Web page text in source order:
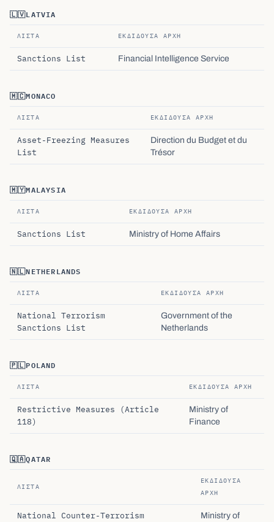
🇱🇻LATVIA
ΛΊΣΤΑ ΕΚΔΊΔΟΥΣΑ ΑΡΧΉ
Sanctions List Financial Intelligence Service
🇲🇨MONACO
ΛΊΣΤΑ ΕΚΔΊΔΟΥΣΑ ΑΡΧΉ
Asset-Freezing Measures
List
Direction du Budget et du
Trésor
🇲🇾MALAYSIA
ΛΊΣΤΑ ΕΚΔΊΔΟΥΣΑ ΑΡΧΉ
Sanctions List Ministry of Home Affairs
🇳🇱NETHERLANDS
ΛΊΣΤΑ ΕΚΔΊΔΟΥΣΑ ΑΡΧΉ
National Terrorism
Sanctions List
Government of the
Netherlands
🇵🇱POLAND
ΛΊΣΤΑ ΕΚΔΊΔΟΥΣΑ ΑΡΧΉ
Restrictive Measures (Article
118)
Ministry of
Finance
🇶🇦QATAR
ΛΊΣΤΑ
ΕΚΔΊΔΟΥΣΑ
ΑΡΧΉ
National Counter-Terrorism
Ministry of